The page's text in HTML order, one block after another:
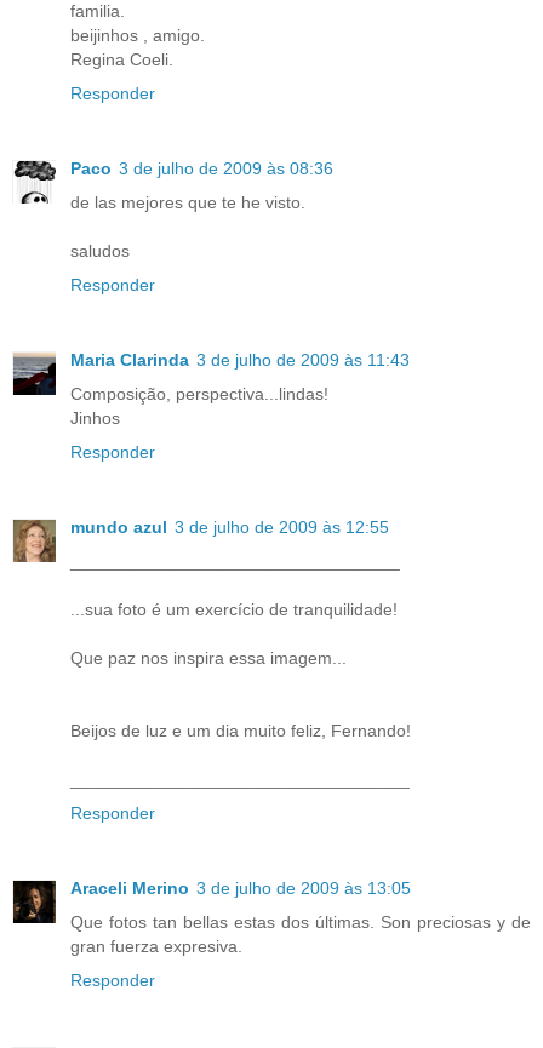
familia.
beijinhos , amigo.
Regina Coeli.
Responder
Paco 3 de julho de 2009 às 08:36
de las mejores que te he visto.
saludos
Responder
Maria Clarinda 3 de julho de 2009 às 11:43
Composição, perspectiva...lindas!
Jinhos
Responder
mundo azul 3 de julho de 2009 às 12:55
...sua foto é um exercício de tranquilidade!
Que paz nos inspira essa imagem...
Beijos de luz e um dia muito feliz, Fernando!
Responder
Araceli Merino 3 de julho de 2009 às 13:05
Que fotos tan bellas estas dos últimas. Son preciosas y de
gran fuerza expresiva.
Responder